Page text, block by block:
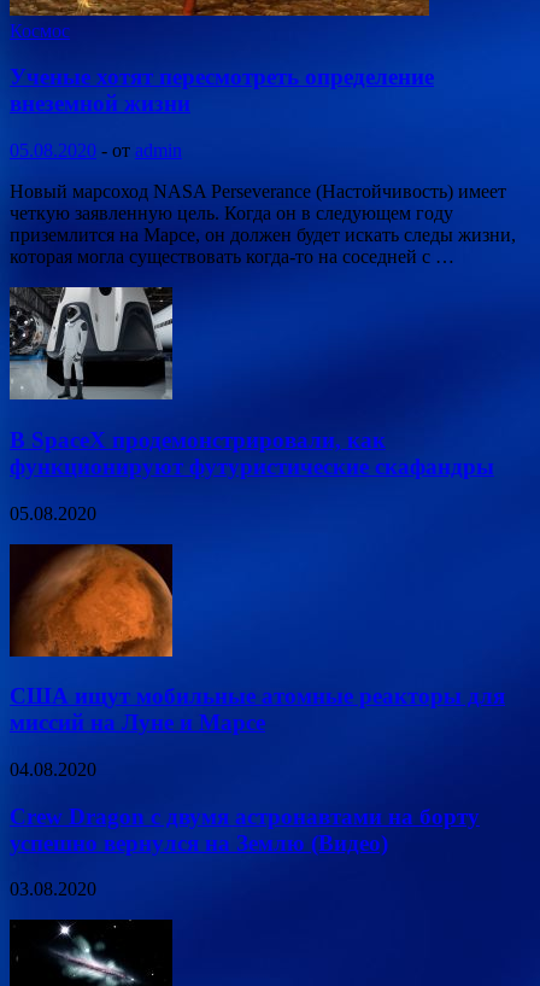
Космос
Ученые хотят пересмотреть определение
внеземной жизни
05.08.2020 - от admin
Новый марсоход NASA Perseverance (Настойчивость) имеет
четкую заявленную цель. Когда он в следующем году
приземлится на Марсе, он должен будет искать следы жизни,
которая могла существовать когда-то на соседней с …
В SpaceX продемонстрировали, как
функционируют футуристические скафандры
05.08.2020
США ищут мобильные атомные реакторы для
миссий на Луне и Марсе
04.08.2020
Crew Dragon с двумя астронавтами на борту
успешно вернулся на Землю (Видео)
03.08.2020